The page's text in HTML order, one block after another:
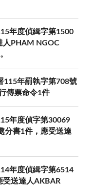
年度偵緝字第1500
人PHAM NGOC
115年罰執字第708號
傳票命令1件
年度偵字第30069
分書1件，應受送達
年度偵緝字第6514
受送達人AKBAR